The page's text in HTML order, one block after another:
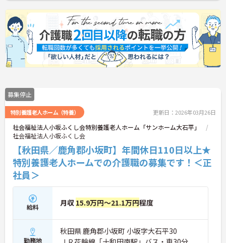
募集停止
特別養護老人ホーム（特養） 更新日：2026年03月26日
社会福祉法人小坂ふくし会特別養護老人ホーム「サンホーム大石平」
社会福祉法人小坂ふくし会
【秋田県／鹿角郡小坂町】年間休日110日以上★
特別養護老人ホームでの介護職の募集です！＜正
社員＞
給料 月収 15.9万円～21.1万円程度
勤務地
秋田県 鹿角郡小坂町 小坂字大石平30